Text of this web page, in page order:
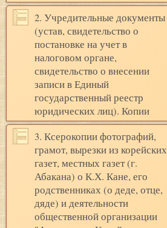
2. Учредительные документы
(устав, свидетельство о
постановке на учет в
налоговом органе,
свидетельство о внесении
записи в Единый
государственный реестр
юридических лиц). Копии
3. Ксерокопии фотографий,
грамот, вырезки из корейских
газет, местных газет (г.
Абакана) о К.Х. Кане, его
родственниках (о деде, отце,
дяде) и деятельности
общественной организации